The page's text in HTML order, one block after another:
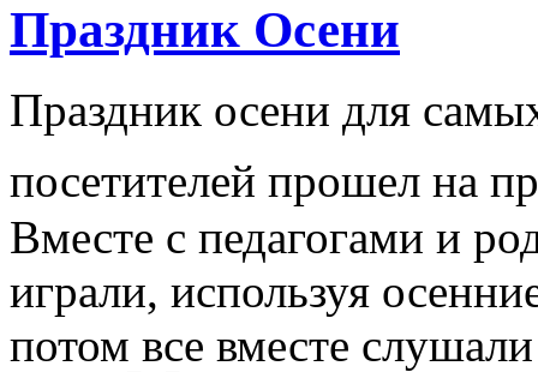
Праздник Осени
Праздник осени для
посетителей прошел на
Вместе с педагогами и
играли, используя
потом все вместе